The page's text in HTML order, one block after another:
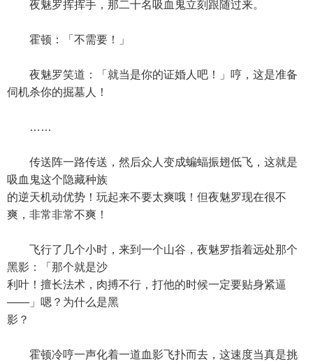
夜魅罗挥挥手，那二十名吸血鬼立刻跟随过来。
霍顿：「不需要！」
夜魅罗笑道：「就当是你的证婚人吧！」哼，这是准备
伺机杀你的掘墓人！
……
传送阵一路传送，然后众人变成蝙蝠振翅低飞，这就是
吸血鬼这个隐藏种族
的逆天机动优势！玩起来不要太爽哦！但夜魅罗现在很不
爽，非常非常不爽！
飞行了几个小时，来到一个山谷，夜魅罗指着远处那个
黑影：「那个就是沙
利叶！擅长法术，肉搏不行，打他的时候一定要贴身紧逼
——」嗯？为什么是黑
影？
霍顿冷哼一声化着一道血影飞扑而去，这速度当真是挑